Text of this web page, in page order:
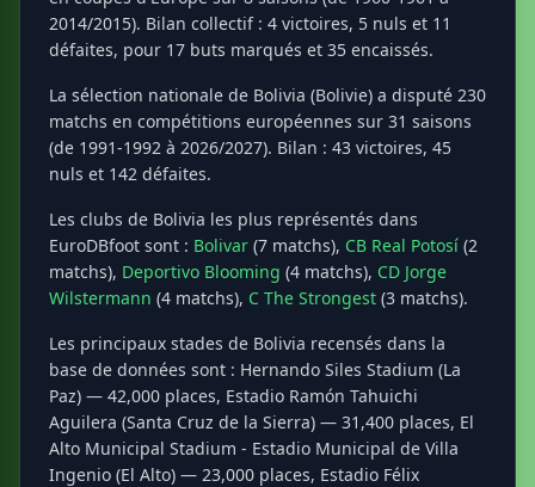
2014/2015). Bilan collectif : 4 victoires, 5 nuls et 11
défaites, pour 17 buts marqués et 35 encaissés.
La sélection nationale de Bolivia (Bolivie) a disputé 230
matchs en compétitions européennes sur 31 saisons
(de 1991-1992 à 2026/2027). Bilan : 43 victoires, 45
nuls et 142 défaites.
Les clubs de Bolivia les plus représentés dans
EuroDBfoot sont : Bolivar (7 matchs), CB Real Potosí (2
matchs), Deportivo Blooming (4 matchs), CD Jorge
Wilstermann (4 matchs), C The Strongest (3 matchs).
Les principaux stades de Bolivia recensés dans la
base de données sont : Hernando Siles Stadium (La
Paz) — 42,000 places, Estadio Ramón Tahuichi
Aguilera (Santa Cruz de la Sierra) — 31,400 places, El
Alto Municipal Stadium - Estadio Municipal de Villa
Ingenio (El Alto) — 23,000 places, Estadio Félix